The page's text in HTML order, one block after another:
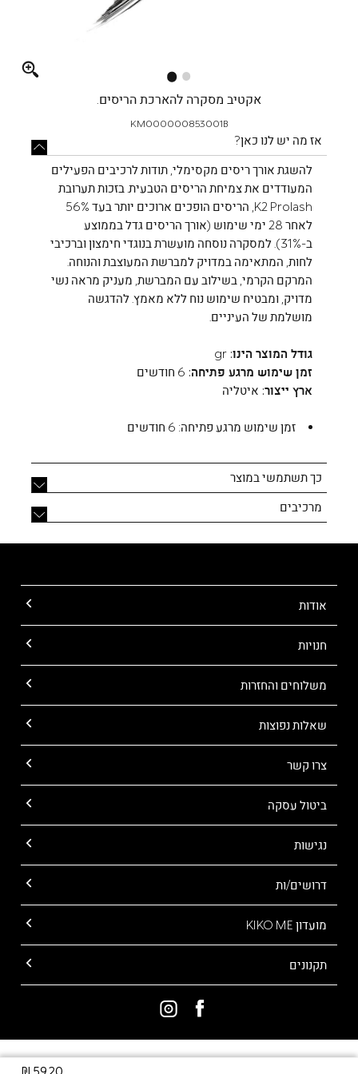
Full
אקטיב מסקרה להארכת הריסים.
KM000000853001B
אז מה יש לנו כאן?
כך תשתמשי במוצר
מרכיבים
להשגת אורך ריסים מקסימלי, תודות לרכיבים הפעילים
המעודדים את צמיחת הריסים הטבעית. בזכות תערובת
K2 Prolash, הריסים הופכים ארוכים יותר בעד 56%
לאחר 28 ימי שימוש (אורך הריסים גדל בממוצע
ב-31%). למסקרה נוסחה מועשרת בנוגדי חימצון וברכיבי
לחות, המתאימה במדויק למברשת המעוצבת והנוחה.
המרקם הקרמי, בשילוב עם המברשת, מעניק מראה נשי
מדויק, ומבטיח שימוש נוח ללא מאמץ. להדגשה
מושלמת של העיניים.
גודל המוצר הינו:gr
זמן שימוש מרגע פתיחה: 6 חודשים
ארץ ייצור: איטליה
זמן שימוש מרגע פתיחה: 6 חודשים
אודות
חנויות
משלוחים והחזרות
שאלות נפוצות
צרו קשר
ביטול עסקה
נגישות
דרושים/ות
מועדון KIKO ME
תקנונים